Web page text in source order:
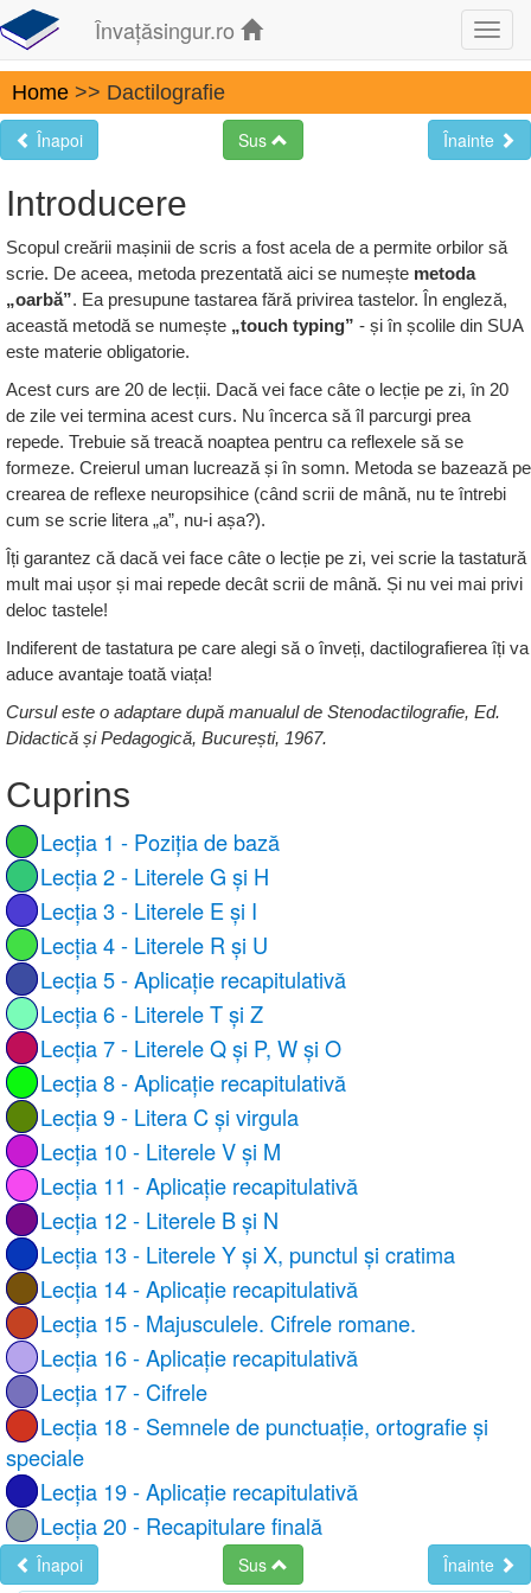
Învațăsingur.ro
Home >> Dactilografie
Înapoi
Sus Înainte
Introducere
Scopul creării mașinii de scris a fost acela de a permite orbilor să
scrie. De aceea, metoda prezentată aici se numește metoda
„oarbă”. Ea presupune tastarea fără privirea tastelor. În engleză,
această metodă se numește „touch typing” - și în școlile din SUA
este materie obligatorie.
Acest curs are 20 de lecții. Dacă vei face câte o lecție pe zi, în 20
de zile vei termina acest curs. Nu încerca să îl parcurgi prea
repede. Trebuie să treacă noaptea pentru ca reflexele să se
formeze. Creierul uman lucrează și în somn. Metoda se bazează pe
crearea de reflexe neuropsihice (când scrii de mână, nu te întrebi
cum se scrie litera „a”, nu-i așa?).
Îți garantez că dacă vei face câte o lecție pe zi, vei scrie la tastatură
mult mai ușor și mai repede decât scrii de mână. Și nu vei mai privi
deloc tastele!
Indiferent de tastatura pe care alegi să o înveți, dactilografierea îți va
aduce avantaje toată viața!
Cursul este o adaptare după manualul de Stenodactilografie, Ed.
Didactică și Pedagogică, București, 1967.
Cuprins
Lecția 1 - Poziția de bază
Lecția 2 - Literele G și H
Lecția 3 - Literele E și I
Lecția 4 - Literele R și U
Lecția 5 - Aplicație recapitulativă
Lecția 6 - Literele T și Z
Lecția 7 - Literele Q și P, W și O
Lecția 8 - Aplicație recapitulativă
Lecția 9 - Litera C și virgula
Lecția 10 - Literele V și M
Lecția 11 - Aplicație recapitulativă
Lecția 12 - Literele B și N
Lecția 13 - Literele Y și X, punctul și cratima
Lecția 14 - Aplicație recapitulativă
Lecția 15 - Majusculele. Cifrele romane.
Lecția 16 - Aplicație recapitulativă
Lecția 17 - Cifrele
Lecția 18 - Semnele de punctuație, ortografie și
speciale
Lecția 19 - Aplicație recapitulativă
Lecția 20 - Recapitulare finală
Înapoi Sus Înainte